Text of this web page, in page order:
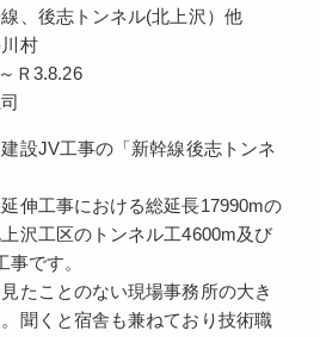
、後志トンネル(北上沢）他
村
Ｒ3.8.26
設JV工事の「新幹線後志トンネ
伸工事における総延長17990mの
沢工区のトンネル工4600m及び
です。
たことのない現場事務所の大き
聞くと宿舎も兼ねており技術職